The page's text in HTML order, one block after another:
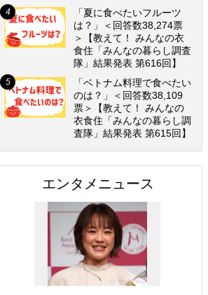
「夏に食べたいフルーツ
は？」＜回答数38,274票
＞【教えて！ みんなの衣
食住「みんなの暮らし調査
隊」結果発表 第616回】
「ベトナム料理で食べたい
のは？」＜回答数38,109
票＞【教えて！ みんなの
衣食住「みんなの暮らし調
査隊」結果発表 第615回】
エンタメニュース